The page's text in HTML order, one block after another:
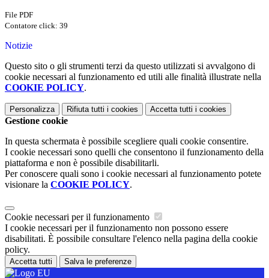
File PDF
Contatore click: 39
Notizie
Questo sito o gli strumenti terzi da questo utilizzati si avvalgono di
cookie necessari al funzionamento ed utili alle finalità illustrate nella
COOKIE POLICY.
Personalizza Rifiuta tutti i cookies Accetta tutti i cookies
Gestione cookie
In questa schermata è possibile scegliere quali cookie consentire.
I cookie necessari sono quelli che consentono il funzionamento della
piattaforma e non è possibile disabilitarli.
Per conoscere quali sono i cookie necessari al funzionamento potete
visionare la COOKIE POLICY.
Cookie necessari per il funzionamento
I cookie necessari per il funzionamento non possono essere
disabilitati. È possibile consultare l'elenco nella pagina della cookie
policy.
Accetta tutti Salva le preferenze